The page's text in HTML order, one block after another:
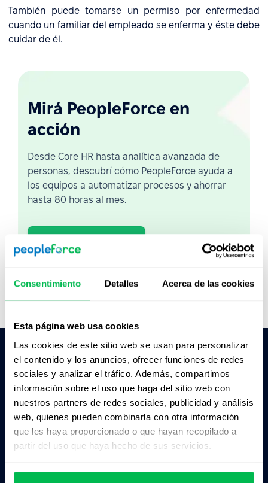
Consentimiento Detalles Acerca de las cookies
Esta página web usa cookies
Las cookies de este sitio web se usan para personalizar
el contenido y los anuncios, ofrecer funciones de redes
sociales y analizar el tráfico. Además, compartimos
información sobre el uso que haga del sitio web con
nuestros partners de redes sociales, publicidad y análisis
web, quienes pueden combinarla con otra información
que les haya proporcionado o que hayan recopilado a
partir del uso que haya hecho de sus servicios.
También puede tomarse un permiso por enfermedad
cuando un familiar del empleado se enferma y éste debe
cuidar de él.
Mirá PeopleForce en
acción
Desde Core HR hasta analítica avanzada de
personas, descubrí cómo PeopleForce ayuda a
los equipos a automatizar procesos y ahorrar
hasta 80 horas al mes.
Ver demo en vivo
Pedile a la IA un resumen de PeopleForce:
ChatGPT
Claude Perplexity
Business driven. People focused.